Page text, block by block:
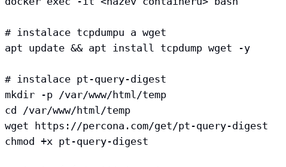
# instalace tcpdumpu a wget
apt update && apt install tcpdump wget -y
# instalace pt-query-digest
mkdir -p /var/www/html/temp
cd /var/www/html/temp
wget https://percona.com/get/pt-query-digest
chmod +x pt-query-digest